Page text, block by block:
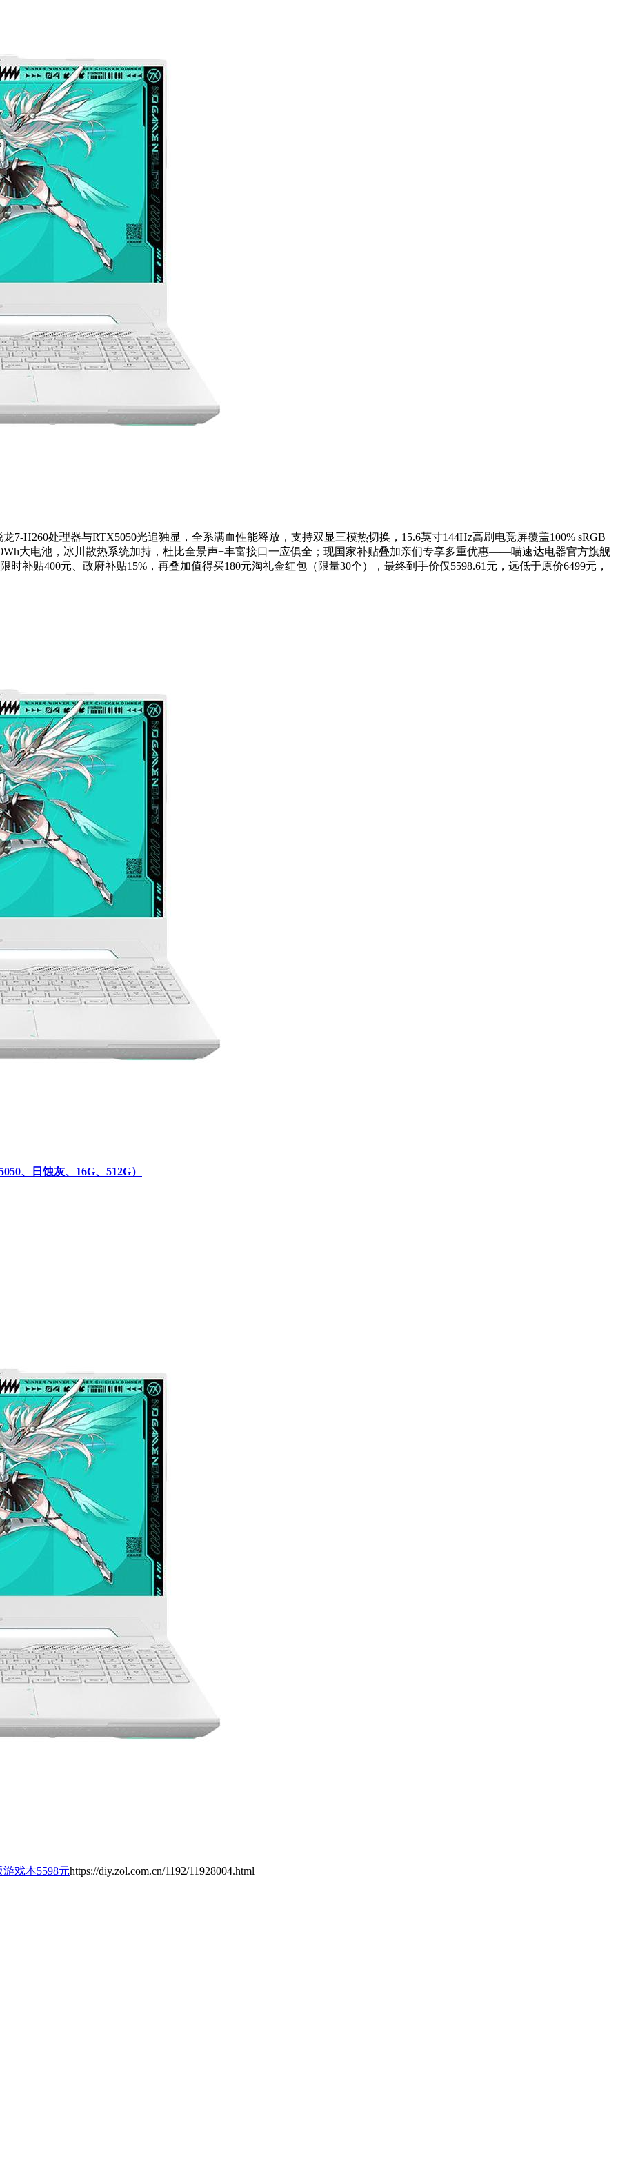
7-H260处理器与RTX5050光追独显，全系满血性能释放，支持双显三模热切换，15.6英寸144Hz高刷电竞屏覆盖100% sRGB
大电池，冰川散热系统加持，杜比全景声+丰富接口一应俱全；现国家补贴叠加亲们专享多重优惠——喵速达电器官方旗舰
时补贴400元、政府补贴15%，再叠加值得买180元淘礼金红包（限量30个），最终到手价仅5598.61元，远低于原价6499元，
、日蚀灰、16G、512G）
戏本5598元https://diy.zol.com.cn/1192/11928004.html